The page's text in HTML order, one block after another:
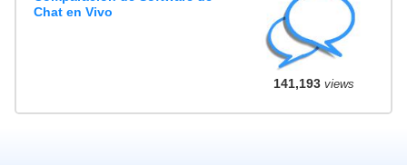
Chat en Vivo
141,193views